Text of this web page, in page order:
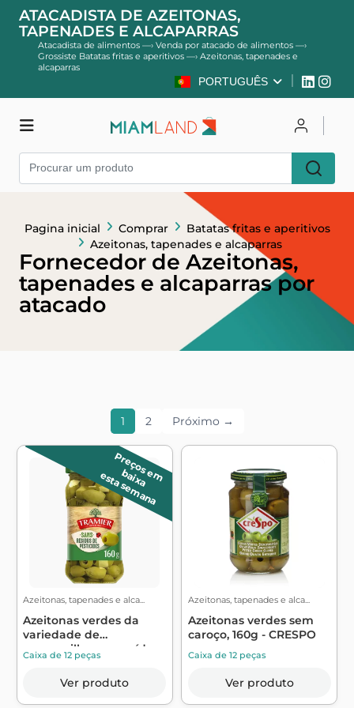
ATACADISTA DE AZEITONAS,
TAPENADES E ALCAPARRAS
Atacadista de alimentos —› Venda por atacado de alimentos —›
Grossiste Batatas fritas e aperitivos —›Azeitonas, tapenades e
alcaparras
PORTUGUÊS
Pagina inicial Comprar
Batatas fritas e aperitivos
Azeitonas, tapenades e alcaparras
Fornecedor de Azeitonas,
tapenades e alcaparras por
atacado
1 2 Próximo →
P
r
e
ç
o
s
e
m
b
a
ix
a
esta semana
Azeitonas, tapenades e alca...
Azeitonas verdes da
variedade de
manzanilla sem resíd...
Caixa de 12 peças
Ver produto
Azeitonas, tapenades e alca...
Azeitonas verdes sem
caroço, 160g - CRESPO
Caixa de 12 peças
Ver produto